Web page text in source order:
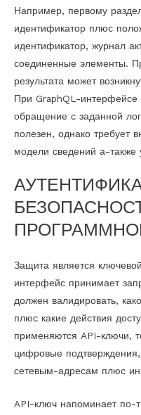
Например, первому
идентификатор плюс
идентификатор, журнал
соединенные элементы.
результата может
При GraphQL-
обращение с заданной
полезен, однако требует
модели сведений а-также
Защита является
интерфейс принимает
должен валидировать,
плюс какие действия
применяются API-ключи,
цифровые
сетевым-адресам плюс
API-ключ напоминает по-